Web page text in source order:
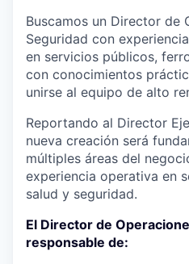
Buscamos un Director de
Seguridad con
en servicios públicos,
con conocimientos
unirse al equipo de alto
Reportando al Director
nueva creación será
múltiples áreas del
experiencia operativa en
salud y seguridad.
El Director de
responsable de: